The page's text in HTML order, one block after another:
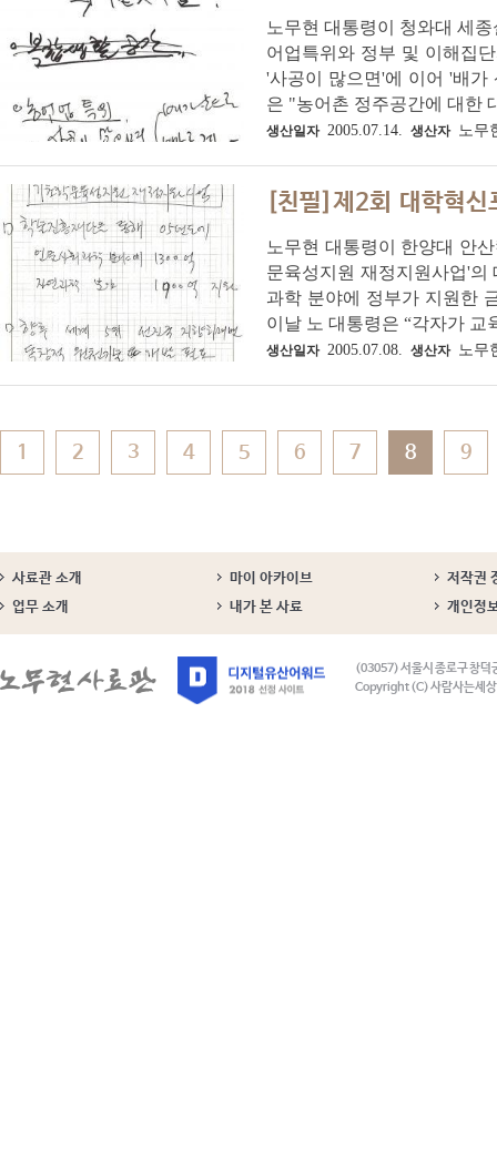
노무현 대통령이 청와대 세
어업특위와 정부 및 이해집
'사공이 많으면'에 이어 '배가
은 "농어촌 정주공간에 대한
생산일자 2005.07.14. 생산자 노무
[친필]제2회 대학혁신
노무현 대통령이 한양대 안
문육성지원 재정지원사업'의
과학 분야에 정부가 지원한
이날 노 대통령은 “각자가 교
생산일자 2005.07.08. 생산자 노무
1 2 3 4 5 6 7 8 9
사료관 소개 마이 아카이브
저작권
업무 소개
내가 본 사료 개인정
(03057) 서울시 종로구 창덕
Copyright (C) 사람사는세